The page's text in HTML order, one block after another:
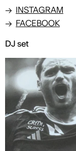
INSTAGRAM
FACEBOOK
DJ set